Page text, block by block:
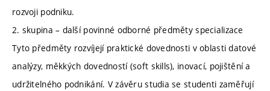
rozvoji podniku.
2. skupina – další povinné odborné předměty specializace
Tyto předměty rozvíjejí praktické dovednosti v oblasti datové
analýzy, měkkých dovedností (soft skills), inovací, pojištění a
udržitelného podnikání. V závěru studia se studenti zaměřují